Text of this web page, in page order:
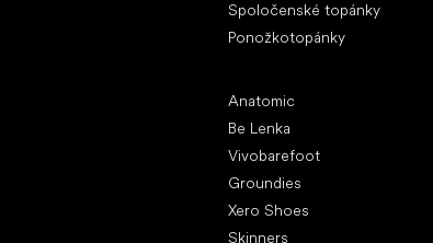
Spoločenské topánky
Ponožkotopánky
Anatomic
Be Lenka
Vivobarefoot
Groundies
Xero Shoes
Skinners